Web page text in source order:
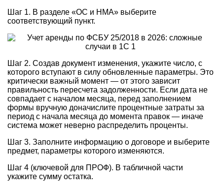
Шаг 1. В разделе «ОС и НМА» выберите
соответствующий пункт.
Шаг 2. Создав документ изменения, укажите число, с
которого вступают в силу обновленные параметры. Это
критически важный момент — от этого зависит
правильность пересчета задолженности. Если дата не
совпадает с началом месяца, перед заполнением
формы вручную доначислите процентные затраты за
период с начала месяца до момента правок — иначе
система может неверно распределить проценты.
Шаг 3. Заполните информацию о договоре и выберите
предмет, параметры которого изменяются.
Шаг 4 (ключевой для ПРОФ). В табличной части
укажите сумму остатка.